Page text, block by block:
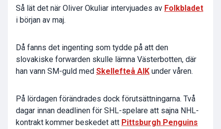
Så lät det när Oliver Okuliar intervjuades av Folkbladet
i början av maj.
Då fanns det ingenting som tydde på att den
slovakiske forwarden skulle lämna Västerbotten, där
han vann SM-guld med Skellefteå AIK under våren.
På lördagen förändrades dock förutsättningarna. Två
dagar innan deadlinen för SHL-spelare att sajna NHL-
kontrakt kommer beskedet att Pittsburgh Penguins